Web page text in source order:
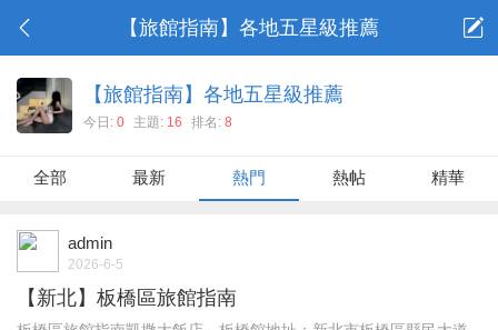
【旅館指南】各地五星級推薦
【旅館指南】各地五星級推薦
今日: 0 主題: 16 排名: 8
全部 最新 熱門 熱帖 精華
admin
2026-6-5
【新北】板橋區旅館指南